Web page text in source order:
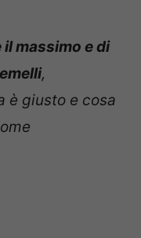
massimo e di
,
è giusto e cosa